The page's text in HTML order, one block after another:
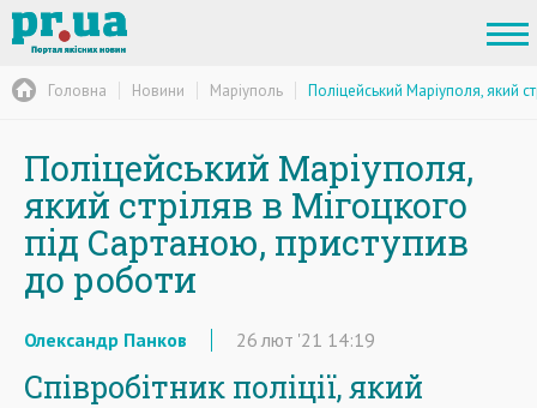
Головна Новини Маріуполь Поліцейський Маріуполя, який
Поліцейський Маріуполя,
який стріляв в Мігоцкого
під Сартаною, приступив
до роботи
Олександр Панков 26 лют '21 14:19
Співробітник поліції, який